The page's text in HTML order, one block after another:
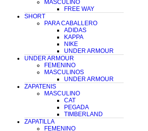
MASCULINO
FREE WAY
SHORT
PARA CABALLERO
ADIDAS
KAPPA
NIKE
UNDER ARMOUR
UNDER ARMOUR
FEMENINO
MASCULINOS
UNDER ARMOUR
ZAPATENIS
MASCULINO
CAT
PEGADA
TIMBERLAND
ZAPATILLA
FEMENINO